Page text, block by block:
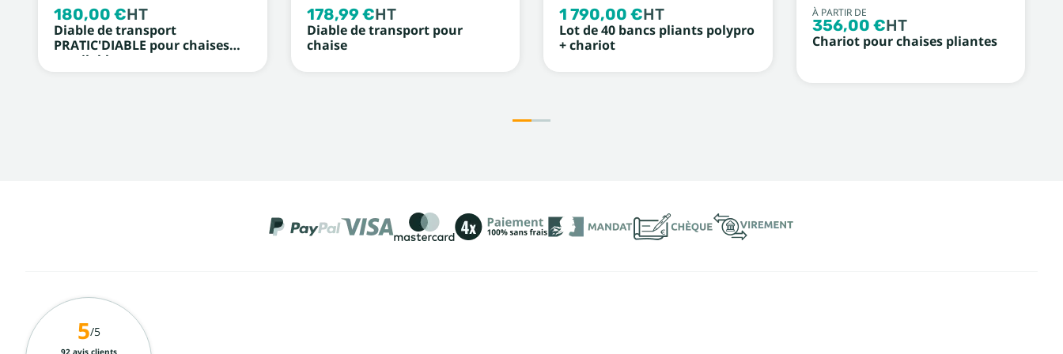
180,00 €HT
Diable de transport
PRATIC'DIABLE pour chaises
empilables
178,99 €HT
Diable de transport pour
chaise
1 790,00 €HT
Lot de 40 bancs pliants polypro
+ chariot
À PARTIR DE
356,00 €HT
Chariot pour chaises pliantes
5/5
92 avis clients